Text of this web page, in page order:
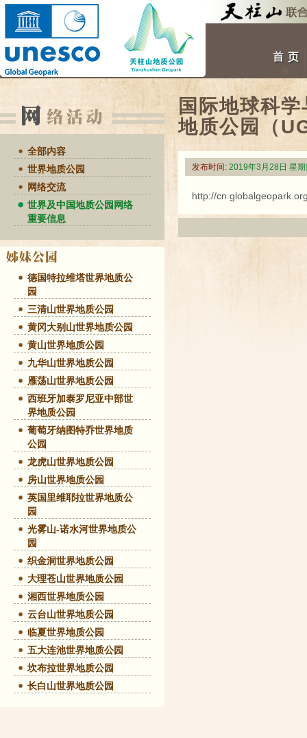
全部内容
世界地质公园
网络交流
世界及中国地质公园网络
重要信息
德国特拉维塔世界地质公
园
三清山世界地质公园
黄冈大别山世界地质公园
黄山世界地质公园
九华山世界地质公园
雁荡山世界地质公园
西班牙加泰罗尼亚中部世
界地质公园
葡萄牙纳图特乔世界地质
公园
龙虎山世界地质公园
房山世界地质公园
英国里维耶拉世界地质公
园
光雾山-诺水河世界地质公
园
织金洞世界地质公园
大理苍山世界地质公园
湘西世界地质公园
云台山世界地质公园
临夏世界地质公园
五大连池世界地质公园
坎布拉世界地质公园
长白山世界地质公园
国际地球科
地质公园（
发布时间: 2019年3月28日 星期
http://